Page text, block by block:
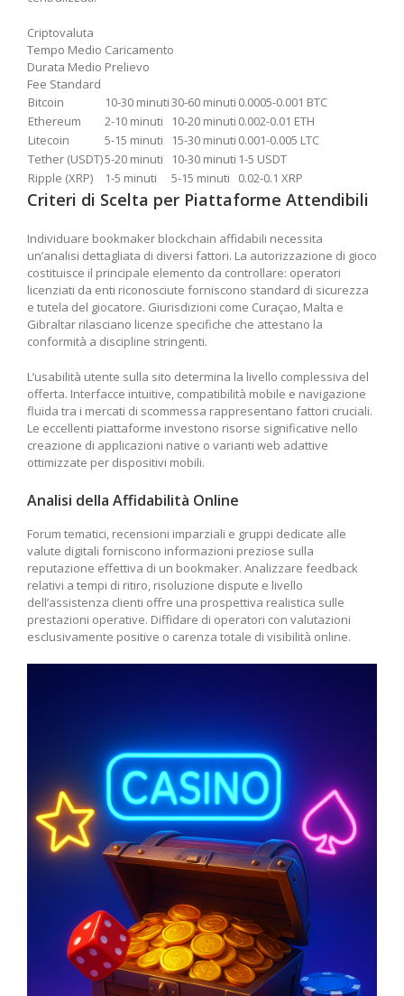
Criptovaluta
Tempo Medio Caricamento
Durata Medio Prelievo
Fee Standard
Bitcoin
10-30 minuti30-60 minuti 0.0005-0.001 BTC
Ethereum
2-10 minuti 10-20 minuti 0.002-0.01 ETH
Litecoin
5-15 minuti 15-30 minuti 0.001-0.005 LTC
Tether (USDT)5-20 minuti 10-30 minuti 1-5 USDT
Ripple (XRP)
1-5 minuti 5-15 minuti 0.02-0.1 XRP
Criteri di Scelta per Piattaforme Attendibili
Individuare bookmaker blockchain affidabili necessita
un’analisi dettagliata di diversi fattori. La autorizzazione di gioco
costituisce il principale elemento da controllare: operatori
licenziati da enti riconosciute forniscono standard di sicurezza
e tutela del giocatore. Giurisdizioni come Curaçao, Malta e
Gibraltar rilasciano licenze specifiche che attestano la
conformità a discipline stringenti.
L’usabilità utente sulla sito determina la livello complessiva del
offerta. Interfacce intuitive, compatibilità mobile e navigazione
fluida tra i mercati di scommessa rappresentano fattori cruciali.
Le eccellenti piattaforme investono risorse significative nello
creazione di applicazioni native o varianti web adattive
ottimizzate per dispositivi mobili.
Analisi della Affidabilità Online
Forum tematici, recensioni imparziali e gruppi dedicate alle
valute digitali forniscono informazioni preziose sulla
reputazione effettiva di un bookmaker. Analizzare feedback
relativi a tempi di ritiro, risoluzione dispute e livello
dell’assistenza clienti offre una prospettiva realistica sulle
prestazioni operative. Diffidare di operatori con valutazioni
esclusivamente positive o carenza totale di visibilità online.